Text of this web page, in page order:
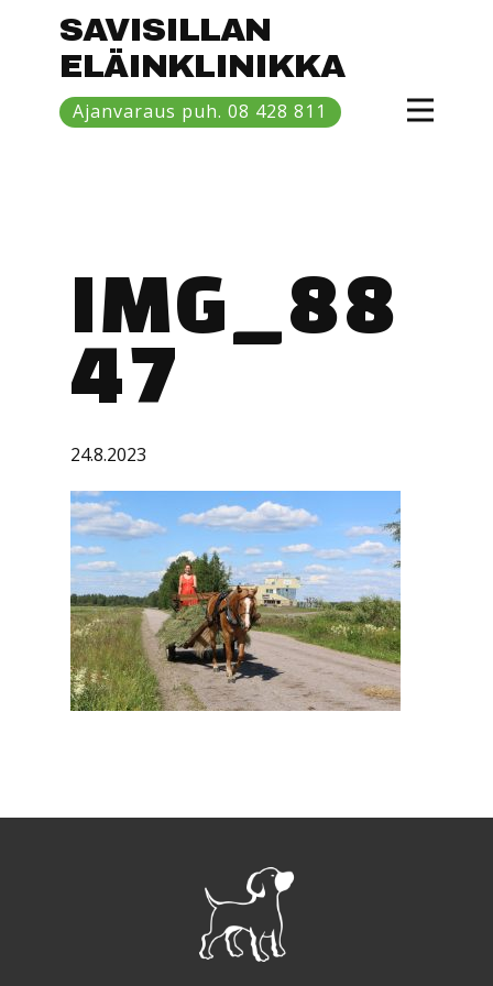
Ajanvaraus puh. 08 428 811
SAVISILLAN
ELÄINKLINIKKA
Etusivu
Hinnasto
IMG_88
47
24.8.2023